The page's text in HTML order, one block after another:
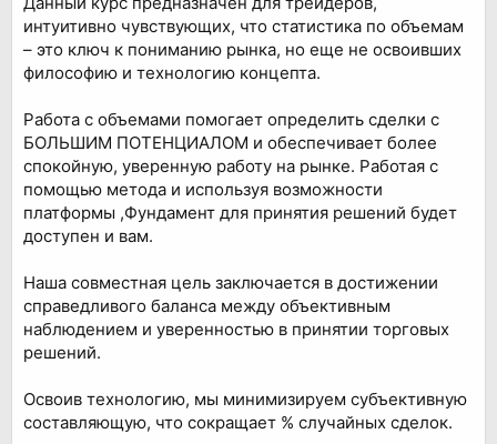
интуитивно чувствующих, что статистика по объемам
– это ключ к пониманию рынка, но еще не освоивших
философию и технологию концепта.
Работа с объемами помогает определить сделки с
БОЛЬШИМ ПОТЕНЦИАЛОМ и обеспечивает более
спокойную, уверенную работу на рынке. Работая с
помощью метода и используя возможности
платформы ,Фундамент для принятия решений будет
доступен и вам.
Наша совместная цель заключается в достижении
справедливого баланса между объективным
наблюдением и уверенностью в принятии торговых
решений.
Освоив технологию, мы минимизируем субъективную
составляющую, что сокращает % случайных сделок.